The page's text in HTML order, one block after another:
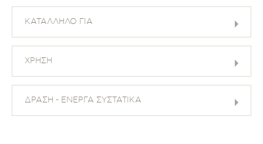
ΚΑΤΑΛΛΗΛΟ ΓΙΑ
ΧΡΗΣΗ
ΔΡΑΣΗ - ΕΝΕΡΓΑ ΣΥΣΤΑΤΙΚΑ